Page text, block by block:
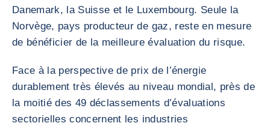
Danemark, la Suisse et le Luxembourg. Seule la
Norvège, pays producteur de gaz, reste en mesure
de bénéficier de la meilleure évaluation du risque.
Face à la perspective de prix de l’énergie
durablement très élevés au niveau mondial, près de
la moitié des 49 déclassements d’évaluations
sectorielles concernent les industries